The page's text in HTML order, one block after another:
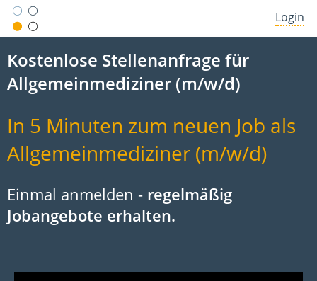
Login
Kostenlose Stellenanfrage für
Allgemeinmediziner (m/w/d)
In 5 Minuten zum neuen Job als
Allgemeinmediziner (m/w/d)
Einmal anmelden - regelmäßig
Jobangebote erhalten.